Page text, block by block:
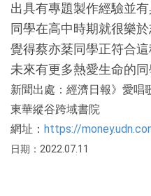
出具有專題製作經驗並
同學在高中時期就很樂
覺得蔡亦棻同學正符合
未來有更多熱愛生命的同
新聞出處：經濟日報》愛唱
東華縱谷跨域書院
網址： https://
日期：2022.07.11